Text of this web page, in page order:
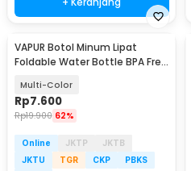
VAPUR Botol Minum Lipat
Foldable Water Bottle BPA Free
Multi-Color
Rp7.600
Rp19.900 62%
Online JKTP
JKTB
JKTU
TGR CKP
PBKS